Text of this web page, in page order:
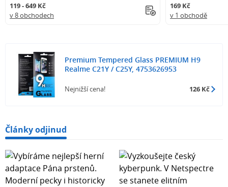
119 - 649 Kč
v 8 obchodech
169 Kč
v 1 obchodě
Premium Tempered Glass PREMIUM H9
Realme C21Y / C25Y, 4753626953
Nejnižší cena! 126 Kč
Články odjinud